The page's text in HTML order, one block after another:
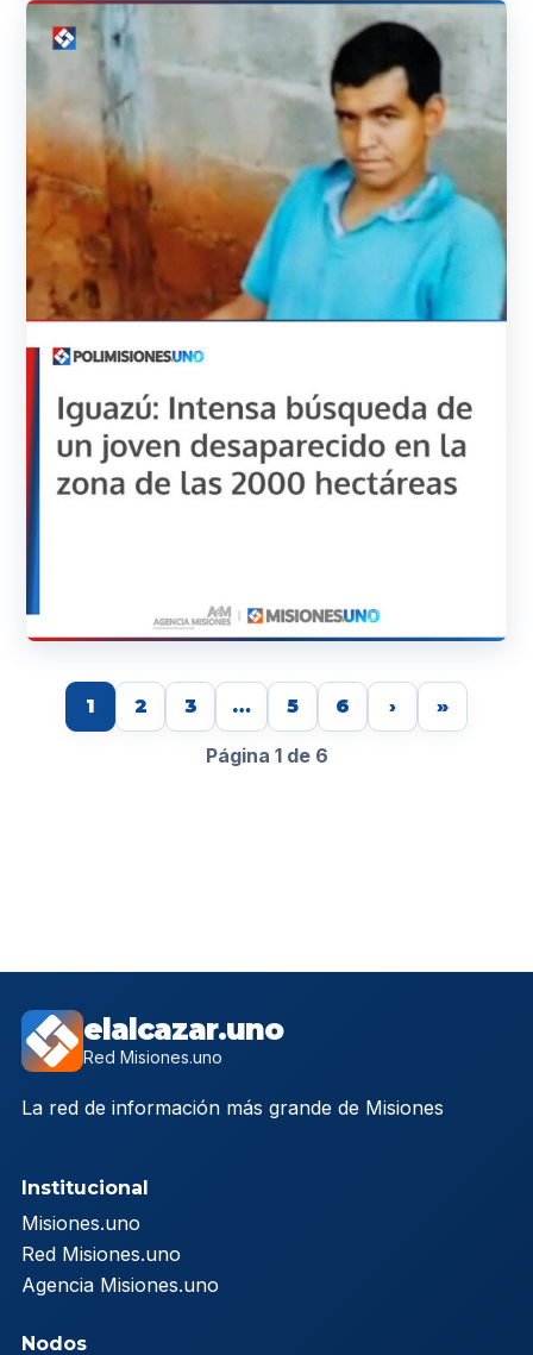
1 2 3 … 5 6 › »
Página 1 de 6
elalcazar.uno
Red Misiones.uno
La red de información más grande de Misiones
Institucional
Misiones.uno
Red Misiones.uno
Agencia Misiones.uno
Nodos